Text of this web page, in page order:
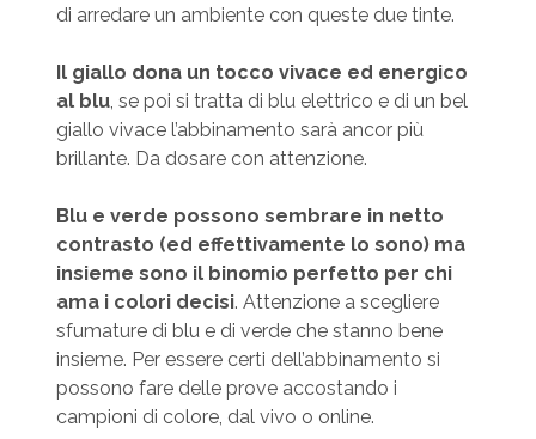
di arredare un ambiente con queste due tinte.
Il giallo dona un tocco vivace ed energico
al blu, se poi si tratta di blu elettrico e di un bel
giallo vivace l’abbinamento sarà ancor più
brillante. Da dosare con attenzione.
Blu e verde possono sembrare in netto
contrasto (ed effettivamente lo sono)ma
insieme sono il binomio perfetto per chi
ama i colori decisi. Attenzione a scegliere
sfumature di blu e di verde che stanno bene
insieme. Per essere certi dell’abbinamento si
possono fare delle prove accostando i
campioni di colore, dal vivo o online.